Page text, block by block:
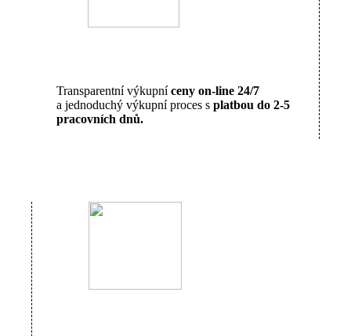
Transparentní výkupníceny on-line 24/7
a jednoduchý výkupní proces s platbou do 2-5
pracovních dnů.